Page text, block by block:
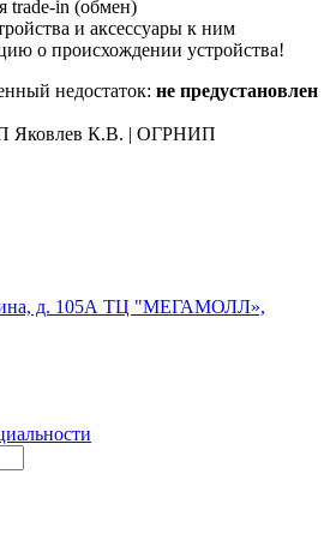
trade-in (обмен)
и аксессуары к ним
о происхождении устройства!
недостаток: не предустановлен
Яковлев К.В. | ОГРНИП
д. 105А ТЦ "МЕГАМОЛЛ»,